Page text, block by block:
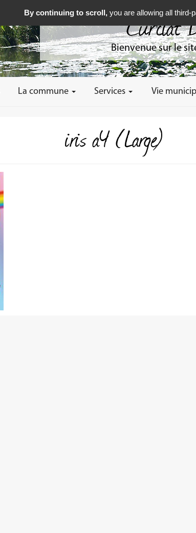
Curciat
Bienvenue sur le
La commune Services Vie
iris a4 (Large)
By continuing to scroll, you are allowing all third-